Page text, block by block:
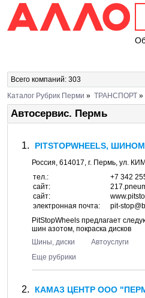
Всего компаний: 303
Каталог Рубрик Перми » ТРАНСПОРТ »
Автосервис. Пермь
PITSTOPWHEELS,
Россия, 614017, г. Пермь, ул.
тел.:
+7 342
сайт:
сайт:
электронная почта:
pit-
PitStopWheels предлагает
шин азотом, покраска дисков
Шины, диски
Автоуслуги
Еще рубрики
КАМАЗ ЦЕНТР ООО